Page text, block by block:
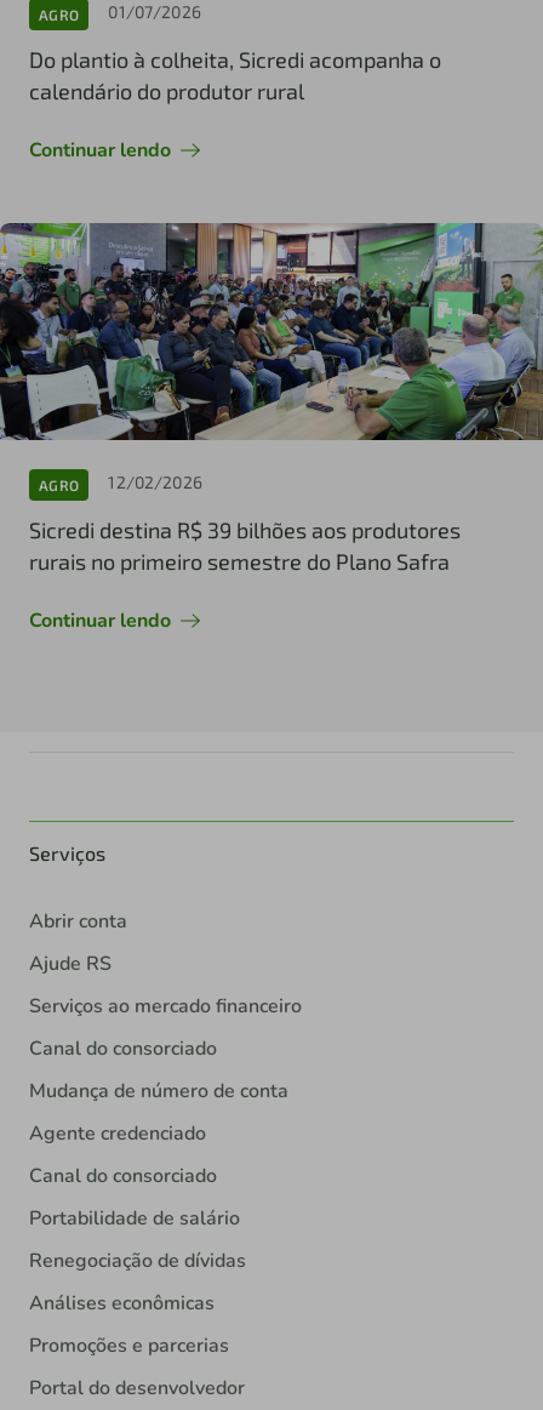
AGRO 01/07/2026
Do plantio à colheita, Sicredi acompanha o
calendário do produtor rural
Continuar lendo
AGRO 12/02/2026
Sicredi destina R$ 39 bilhões aos produtores
rurais no primeiro semestre do Plano Safra
Continuar lendo
Serviços
Abrir conta
Ajude RS
Serviços ao mercado financeiro
Canal do consorciado
Mudança de número de conta
Agente credenciado
Canal do consorciado
Portabilidade de salário
Renegociação de dívidas
Análises econômicas
Promoções e parcerias
Portal do desenvolvedor